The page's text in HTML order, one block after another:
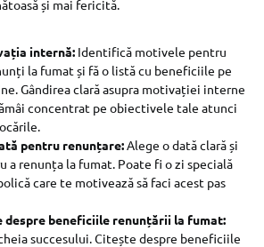
și mai fericită.
internă: Identifică motivele pentru
la fumat și fă o listă cu beneficiile pe
Gândirea clară asupra motivației interne
concentrat pe obiectivele tale atunci
pentru renunțare: Alege o dată clară și
a renunța la fumat. Poate fi o zi specială
care te motivează să faci acest pas
despre beneficiile renunțării la fumat:
succesului. Citește despre beneficiile